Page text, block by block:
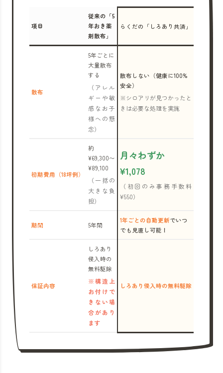
項目
従来の「5
年おき薬
剤散布」
らくだの「しろあり共済」
散布
5年ごとに
大量散布
する
（アレル
ギーや敏
感なお子
様への懸
念）
散布しない（健康に100%
安全）
※シロアリが見つかったと
きは必要な処理を実施
初期費用（18坪例）
約
¥69,300〜
¥89,100
（一括の
大きな負
担）
月々わずか
¥1,078
（初回のみ事務手数料
¥550）
期間 5年間
1年ごとの自動更新でいつ
でも見直し可能！
保証内容
しろあり
侵入時の
無料駆除
※構造上
お付けで
きない場
合があり
ます
しろあり侵入時の無料駆除